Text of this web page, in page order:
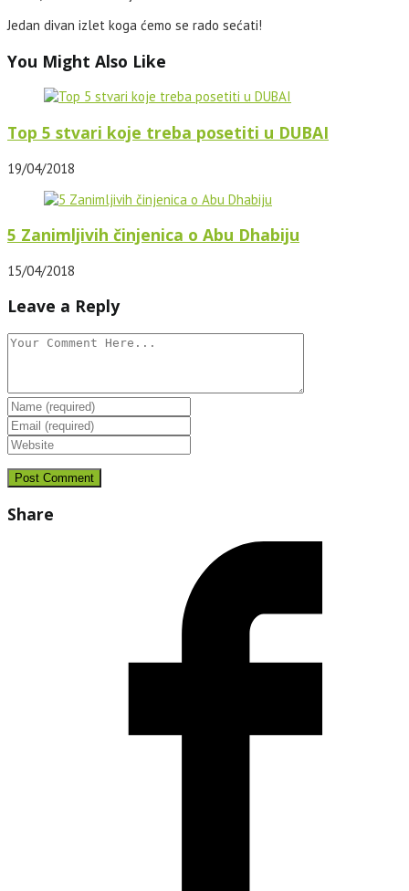
Jedan divan izlet koga ćemo se rado sećati!
You Might Also Like
Top 5 stvari koje treba posetiti u DUBAI
19/04/2018
5 Zanimljivih činjenica o Abu Dhabiju
15/04/2018
Leave a Reply
Share